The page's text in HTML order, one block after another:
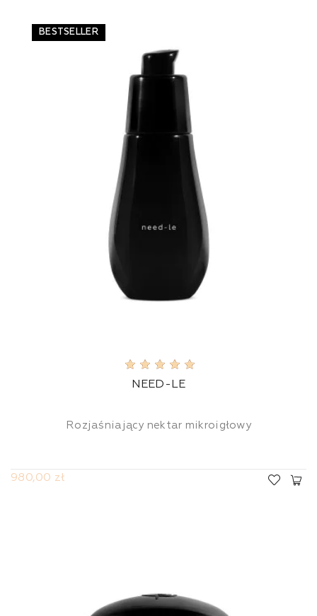
BESTSELLER
NEED-LE
Rozjaśniający nektar mikroigłowy
980,00 zł